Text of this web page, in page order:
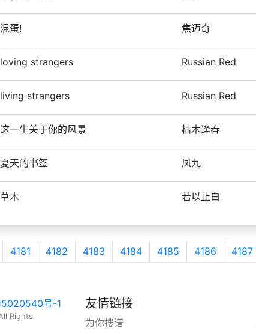
混蛋! 焦迈奇
loving strangers Russian Red
living strangers Russian Red
这一生关于你的风景 枯木逢春
夏天的书签 凤九
草木 若以止白
4181 4182 4183 4184 4185 4186 4187
号-1
Rights
友情链接
为你搜谱